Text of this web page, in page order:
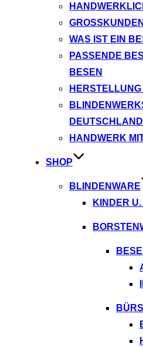
WAS IST EIN
PASSENDE
BESEN
DEUTSCHLAND
HANDWERK
SHOP
BLINDENWARE
KINDER